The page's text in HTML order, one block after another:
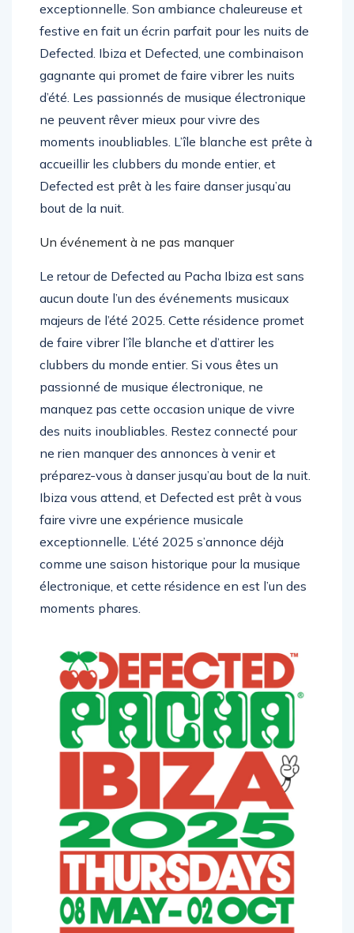
exceptionnelle. Son ambiance chaleureuse et
festive en fait un écrin parfait pour les nuits de
Defected. Ibiza et Defected, une combinaison
gagnante qui promet de faire vibrer les nuits
d’été. Les passionnés de musique électronique
ne peuvent rêver mieux pour vivre des
moments inoubliables. L’île blanche est prête à
accueillir les clubbers du monde entier, et
Defected est prêt à les faire danser jusqu’au
bout de la nuit.
Un événement à ne pas manquer
Le retour de Defected au Pacha Ibiza est sans
aucun doute l’un des événements musicaux
majeurs de l’été 2025. Cette résidence promet
de faire vibrer l’île blanche et d’attirer les
clubbers du monde entier. Si vous êtes un
passionné de musique électronique, ne
manquez pas cette occasion unique de vivre
des nuits inoubliables. Restez connecté pour
ne rien manquer des annonces à venir et
préparez-vous à danser jusqu’au bout de la nuit.
Ibiza vous attend, et Defected est prêt à vous
faire vivre une expérience musicale
exceptionnelle. L’été 2025 s’annonce déjà
comme une saison historique pour la musique
électronique, et cette résidence en est l’un des
moments phares.